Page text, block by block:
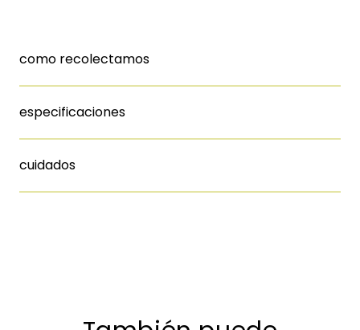
como recolectamos
especificaciones
cuidados